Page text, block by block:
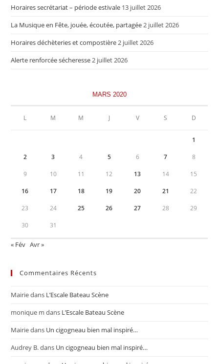
Horaires secrétariat – période estivale 13 juillet 2026
La Musique en Fête, jouée, écoutée, partagée2 juillet 2026
Horaires déchèteries et compostière2 juillet 2026
Alerte renforcée sécheresse2 juillet 2026
MARS 2020
L M M J V S D
1
2 3 4 5 6 7 8
9 10 11 12 13 14 15
16 17 18 19 20 21 22
23 24 25 26 27 28 29
30 31
« Fév Avr »
Commentaires Récents
Mairiedans L’Escale Bateau Scène
monique m dans L’Escale Bateau Scène
Mairiedans Un cigogneau bien mal inspiré…
Audrey B.dans Un cigogneau bien mal inspiré…